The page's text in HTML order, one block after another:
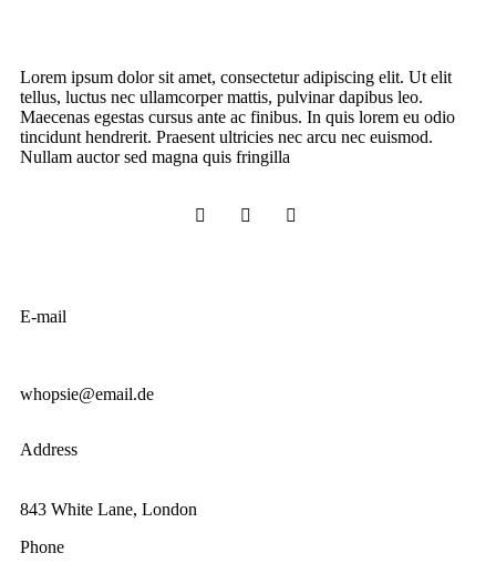
Lorem ipsum dolor sit amet, consectetur adipiscing elit. Ut elit
tellus, luctus nec ullamcorper mattis, pulvinar dapibus leo.
Maecenas egestas cursus ante ac finibus. In quis lorem eu odio
tincidunt hendrerit. Praesent ultricies nec arcu nec euismod.
Nullam auctor sed magna quis fringilla
E-mail
whopsie@email.de
Address
843 White Lane, London
Phone